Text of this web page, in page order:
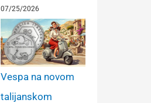
07/25/2026
Vespa na novom
talijanskom